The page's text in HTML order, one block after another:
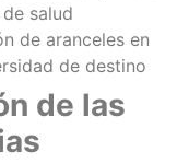
salud
de aranceles en
de destino
de las